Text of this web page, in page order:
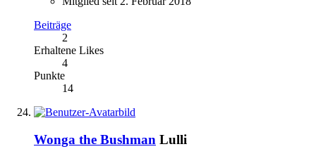
Beiträge
2
Erhaltene Likes
4
Punkte
14
Wonga the Bushman Lulli